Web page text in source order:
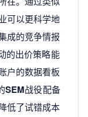
可以更科学地
成的竞争情报
的出价策略能
户的数据看板
SEM战役配备
低了试错成本